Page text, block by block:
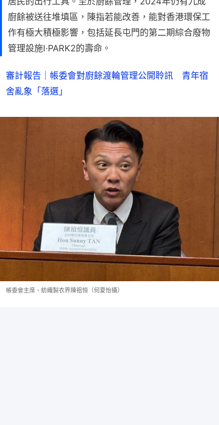
廚餘被送往堆填區，陳指若能改善，能對香港環保工
作有極大積極影響，包括延長屯門的第二期綜合廢物
管理設施I·PARK2的壽命。
審計報告｜帳委會對廚餘渡輪管理公開聆訊 青年宿
舍亂象「落選」
帳委會主席、紡織製衣界陳祖恒（何夏怡攝）